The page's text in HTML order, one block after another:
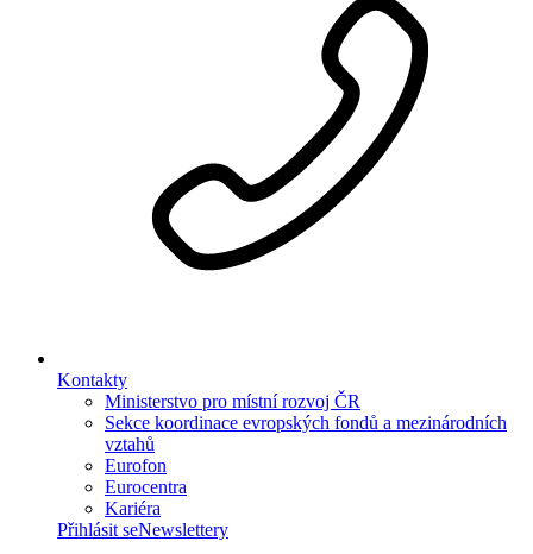
Kontakty
Ministerstvo pro místní rozvoj ČR
Sekce koordinace evropských fondů a mezinárodních
vztahů
Eurofon
Eurocentra
Kariéra
Přihlásit seNewslettery